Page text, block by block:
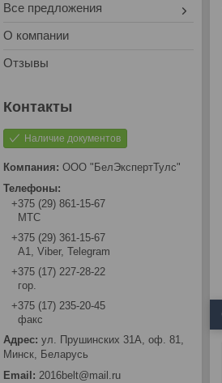
Все предложения
О компании
Отзывы
Наличие документов
ООО "БелЭкспертТулс"
+375 (29) 861-15-67
МТС
+375 (29) 361-15-67
А1, Viber, Telegram
+375 (17) 227-28-22
гор.
+375 (17) 235-20-45
факс
ул. Прушинских 31А, оф. 81,
Минск, Беларусь
2016belt@mail.ru